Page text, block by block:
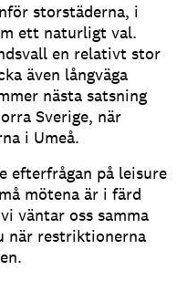
storstäderna, i
ett naturligt val.
en relativt stor
även långväga
nästa satsning
Sverige, när
i Umeå.
efterfrågan på leisure
mötena är i färd
väntar oss samma
när restriktionerna